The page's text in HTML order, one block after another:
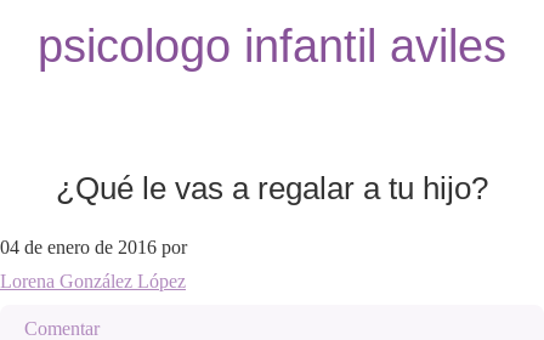
psicologo infantil aviles
¿Qué le vas a regalar a tu hijo?
04 de enero de 2016 por
Lorena González López
Comentar